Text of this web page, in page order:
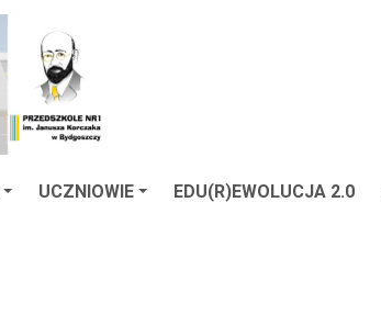
UCZNIOWIE EDU(R)EWOLUCJA 2.0